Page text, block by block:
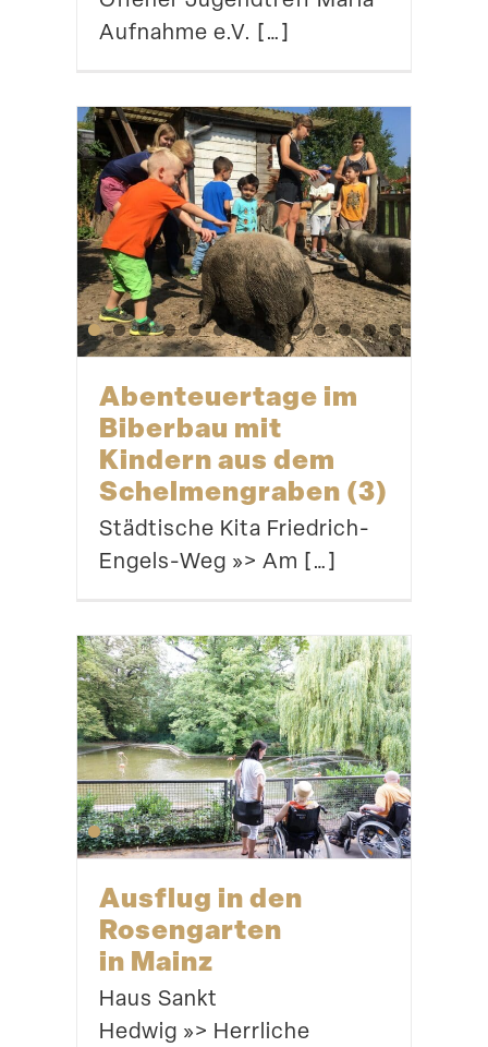
Aufnahme e.V. […]
Abenteu­ertage im
Biberbau mit
Kindern aus dem
Schel­men­graben (3)
Städtische Kita Friedrich-
Engels-Weg »> Am […]
Ausflug in den
Rosen­garten
in Mainz
Haus Sankt
Hedwig »> Herrliche